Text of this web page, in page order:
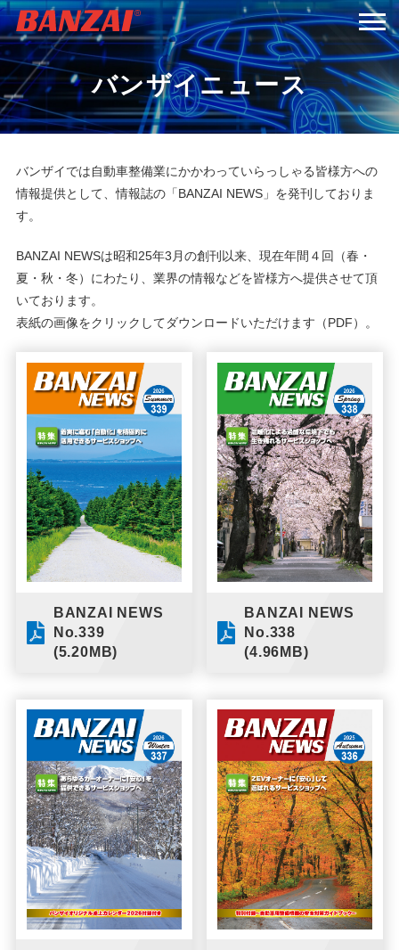
HOME
商品情報
会社案内
サービス＆サポート
ENGLISH ภาษาไทย
バンザイニュース
バンザイでは自動車整備業にかかわっていらっしゃる皆様方への
情報提供として、情報誌の「BANZAI NEWS」を発刊しておりま
す。
BANZAI NEWSは昭和25年3月の創刊以来、現在年間４回（春・
夏・秋・冬）にわたり、業界の情報などを皆様方へ提供させて頂
いております。
表紙の画像をクリックしてダウンロードいただけます（PDF）。
BANZAI NEWS
No.339
(5.20MB)
BANZAI NEWS
No.338
(4.96MB)